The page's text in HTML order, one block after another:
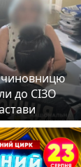
чиновницю
до СІЗО